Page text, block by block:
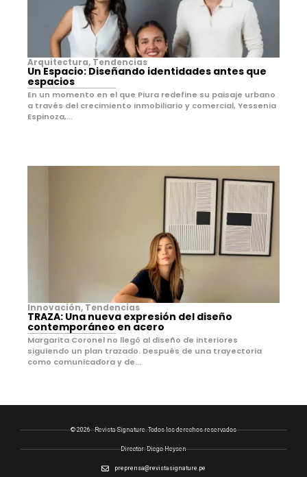
Arquitectura, Tendencias
Un Espacio: Diseñando identidades antes que
espacios
En un momento en el que Piura redefine su paisaje urbano
a través del crecimiento inmobiliario y comercial, Yessenia
Espinoza,...
Innovación, Tendencias
TRAZA: Una nueva expresión del diseño
contemporáneo en acero
Margarita Coronel no llegó al diseño de interiores
siguiendo un plan trazado. Después de una trayectoria
como comunicadora y de...
© 2026 - Revista Signature. Todos los derechos reservados
Director: Diego Heysen
preprensa@revistasignature.pe